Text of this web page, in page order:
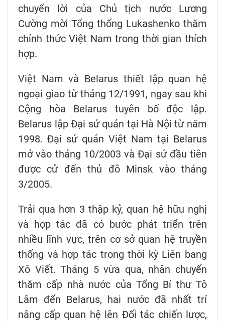
chuyển lời của Chủ tịch nước Lương
Cường mời Tổng thống Lukashenko thăm
chính thức Việt Nam trong thời gian thích
hợp.
Việt Nam và Belarus thiết lập quan hệ
ngoại giao từ tháng 12/1991, ngay sau khi
Cộng hòa Belarus tuyên bố độc lập.
Belarus lập Đại sứ quán tại Hà Nội từ năm
1998. Đại sứ quán Việt Nam tại Belarus
mở vào tháng 10/2003 và Đại sứ đầu tiên
được cử đến thủ đô Minsk vào tháng
3/2005.
Trải qua hơn 3 thập kỷ, quan hệ hữu nghị
và hợp tác đã có bước phát triển trên
nhiều lĩnh vực, trên cơ sở quan hệ truyền
thống và hợp tác trong thời kỳ Liên bang
Xô Viết. Tháng 5 vừa qua, nhân chuyến
thăm cấp nhà nước của Tổng Bí thư Tô
Lâm đến Belarus, hai nước đã nhất trí
nâng cấp quan hệ lên Đối tác chiến lược,